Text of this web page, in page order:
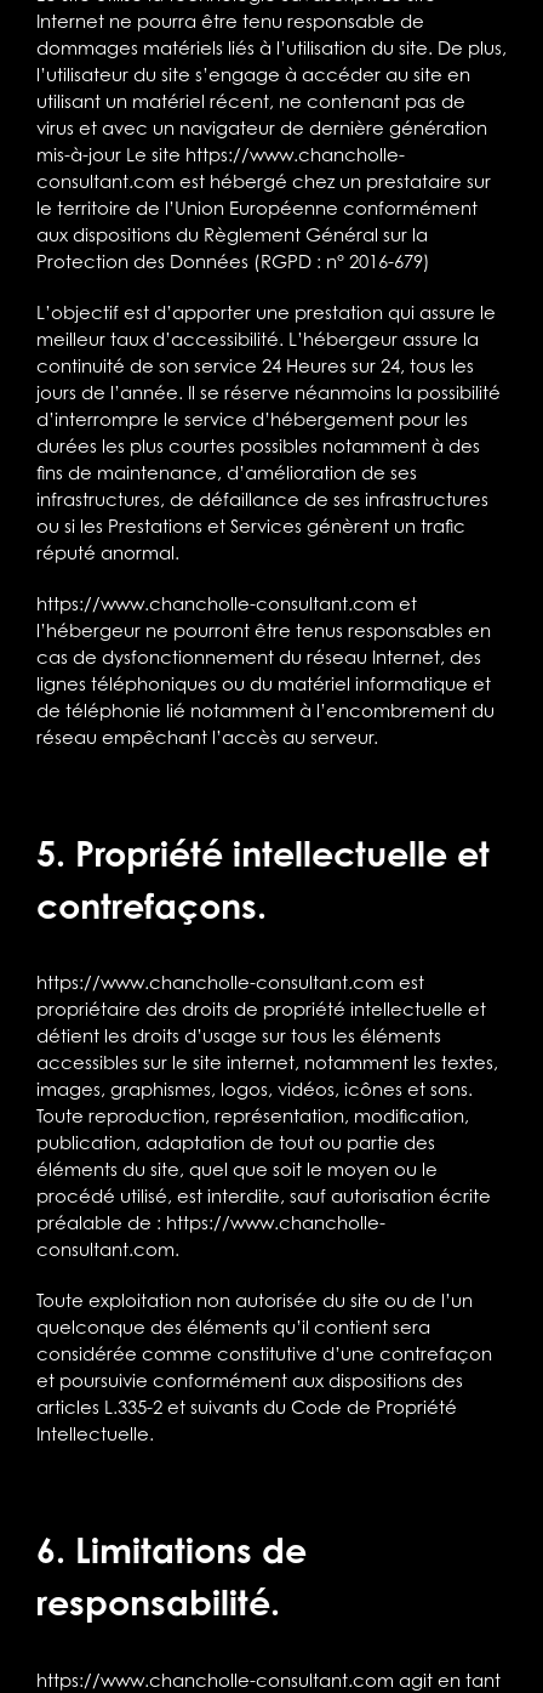
Internet ne pourra être tenu responsable de
dommages matériels liés à l’utilisation du site. De plus,
l’utilisateur du site s’engage à accéder au site en
utilisant un matériel récent, ne contenant pas de
virus et avec un navigateur de dernière génération
mis-à-jour Le site https://www.chancholle-
consultant.com est hébergé chez un prestataire sur
le territoire de l’Union Européenne conformément
aux dispositions du Règlement Général sur la
Protection des Données (RGPD : n° 2016-679)
L’objectif est d’apporter une prestation qui assure le
meilleur taux d’accessibilité. L’hébergeur assure la
continuité de son service 24 Heures sur 24, tous les
jours de l’année. Il se réserve néanmoins la possibilité
d’interrompre le service d’hébergement pour les
durées les plus courtes possibles notamment à des
fins de maintenance, d’amélioration de ses
infrastructures, de défaillance de ses infrastructures
ou si les Prestations et Services génèrent un trafic
réputé anormal.
https://www.chancholle-consultant.com et
l’hébergeur ne pourront être tenus responsables en
cas de dysfonctionnement du réseau Internet, des
lignes téléphoniques ou du matériel informatique et
de téléphonie lié notamment à l’encombrement du
réseau empêchant l’accès au serveur.
5. Propriété intellectuelle et
contrefaçons.
https://www.chancholle-consultant.com est
propriétaire des droits de propriété intellectuelle et
détient les droits d’usage sur tous les éléments
accessibles sur le site internet, notamment les textes,
images, graphismes, logos, vidéos, icônes et sons.
Toute reproduction, représentation, modification,
publication, adaptation de tout ou partie des
éléments du site, quel que soit le moyen ou le
procédé utilisé, est interdite, sauf autorisation écrite
préalable de : https://www.chancholle-
consultant.com.
Toute exploitation non autorisée du site ou de l’un
quelconque des éléments qu’il contient sera
considérée comme constitutive d’une contrefaçon
et poursuivie conformément aux dispositions des
articles L.335-2 et suivants du Code de Propriété
Intellectuelle.
6. Limitations de
responsabilité.
https://www.chancholle-consultant.com agit en tant